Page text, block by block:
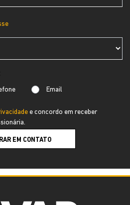
Email
e concordo em receber
EM CONTATO